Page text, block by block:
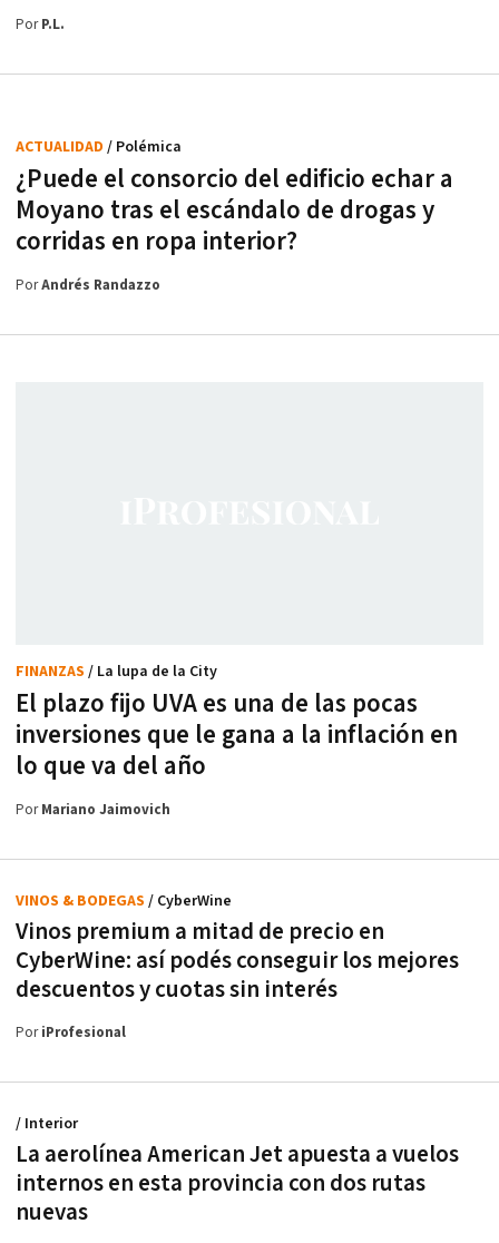
PorP.L.
¿Puede el consorcio del edificio echar a
Moyano tras el escándalo de drogas y
corridas en ropa interior?
ACTUALIDAD / Polémica
PorAndrés Randazzo
El plazo fijo UVA es una de las pocas
inversiones que le gana a la inflación en
lo que va del año
FINANZAS / La lupa de la City
PorMariano Jaimovich
Vinos premium a mitad de precio en
CyberWine: así podés conseguir los mejores
descuentos y cuotas sin interés
VINOS & BODEGAS / CyberWine
PoriProfesional
La aerolínea American Jet apuesta a vuelos
internos en esta provincia con dos rutas
nuevas
/ Interior